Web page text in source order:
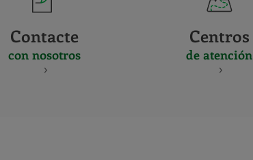
Contacte
con nosotros
Centros
de atención